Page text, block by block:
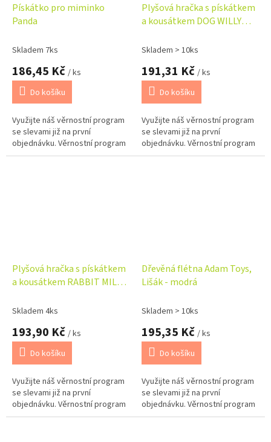
Pískátko pro miminko
Panda
Skladem 7ks
186,45 Kč / ks
Do košíku
Využijte náš věrnostní program
se slevami již na první
objednávku. Věrnostní program
Plyšová hračka s pískátkem
a kousátkem DOG WILLY
Skladem > 10ks
191,31 Kč / ks
Do košíku
Využijte náš věrnostní program
se slevami již na první
objednávku. Věrnostní program
Plyšová hračka s pískátkem
a kousátkem RABBIT MILLY
Skladem 4ks
193,90 Kč / ks
Do košíku
Využijte náš věrnostní program
se slevami již na první
objednávku. Věrnostní program
Dřevěná flétna Adam Toys,
Lišák - modrá
Skladem > 10ks
195,35 Kč / ks
Do košíku
Využijte náš věrnostní program
se slevami již na první
objednávku. Věrnostní program